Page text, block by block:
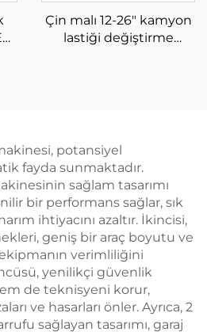
Çin malı 12-26" kamyon
lastiği değiştirme
potansiyel
fayda sunmaktadır.
sağlam tasarımı
bir performans sağlar, sık
ihtiyacını azaltır. İkincisi,
geniş bir araç boyutu ve
ekipmanın verimliliğini
yenilikçi güvenlik
de teknisyeni korur,
ve hasarları önler. Ayrıca, 2
sağlayan tasarımı, garaj